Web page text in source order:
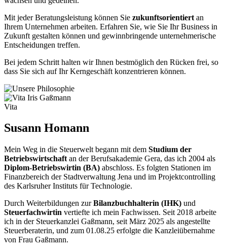
Mit jeder Beratungsleistung können Sie zukunftsorientiert an
Ihrem Unternehmen arbeiten. Erfahren Sie, wie Sie Ihr Business in
Zukunft gestalten können und gewinnbringende unternehmerische
Entscheidungen treffen.
Bei jedem Schritt halten wir Ihnen bestmöglich den Rücken frei, so
dass Sie sich auf Ihr Kerngeschäft konzentrieren können.
Vita
Susann Homann
Mein Weg in die Steuerwelt begann mit dem Studium der
Betriebswirtschaft an der Berufsakademie Gera, das ich 2004 als
Diplom-Betriebswirtin (BA) abschloss. Es folgten Stationen im
Finanzbereich der Stadtverwaltung Jena und im Projektcontrolling
des Karlsruher Instituts für Technologie.
Durch Weiterbildungen zurBilanzbuchhalterin (IHK) und
Steuerfachwirtin vertiefte ich mein Fachwissen. Seit 2018 arbeite
ich in der Steuerkanzlei Gaßmann, seit März 2025 als angestellte
Steuerberaterin, und zum 01.08.25 erfolgte die Kanzleiübernahme
von Frau Gaßmann.